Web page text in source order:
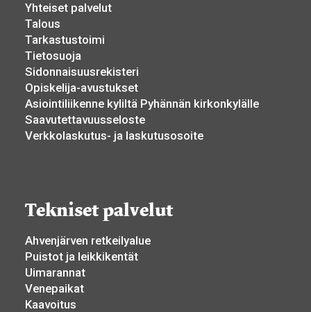
Yhteiset palvelut
Talous
Tarkastustoimi
Tietosuoja
Sidonnaisuusrekisteri
Opiskelija-avustukset
Asiointiliikenne kyliltä Pyhännän kirkonkylälle
Saavutettavuusseloste
Verkkolaskutus- ja laskutusosoite
Tekniset palvelut
Ahvenjärven retkeilyalue
Puistot ja leikkikentät
Uimarannat
Venepaikat
Kaavoitus